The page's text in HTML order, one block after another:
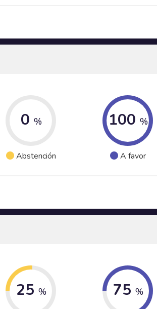
0 %
Abstención
100 %
A favor
25 % 75 %